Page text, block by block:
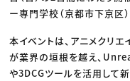
ー専門学校（京都市下京区
本イベントは、アニメクリ
が業界の垣根を越え、
や3DCGツールを活用して